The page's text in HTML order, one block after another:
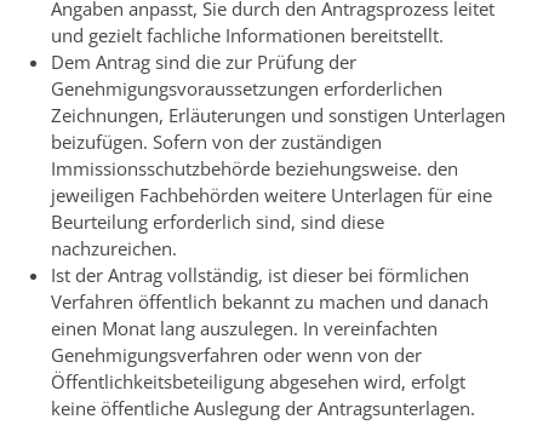
Angaben anpasst, Sie durch den Antragsprozess leitet
und gezielt fachliche Informationen bereitstellt.
Dem Antrag sind die zur Prüfung der
Genehmigungsvoraussetzungen erforderlichen
Zeichnungen, Erläuterungen und sonstigen Unterlagen
beizufügen. Sofern von der zuständigen
Immissionsschutzbehörde beziehungsweise. den
jeweiligen Fachbehörden weitere Unterlagen für eine
Beurteilung erforderlich sind, sind diese
nachzureichen.
Ist der Antrag vollständig, ist dieser bei förmlichen
Verfahren öffentlich bekannt zu machen und danach
einen Monat lang auszulegen. In vereinfachten
Genehmigungsverfahren oder wenn von der
Öffentlichkeitsbeteiligung abgesehen wird, erfolgt
keine öffentliche Auslegung der Antragsunterlagen.